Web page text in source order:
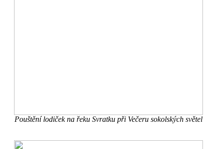
Pouštění lodiček na řeku Svratku při Večeru sokolských světel